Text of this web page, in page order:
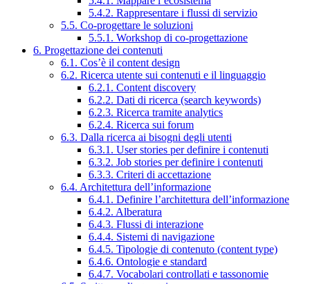
5.4.2. Rappresentare i flussi di servizio
5.5. Co-progettare le soluzioni
5.5.1. Workshop di co-progettazione
6. Progettazione dei contenuti
6.1. Cos’è il content design
6.2. Ricerca utente sui contenuti e il linguaggio
6.2.1. Content discovery
6.2.2. Dati di ricerca (search keywords)
6.2.3. Ricerca tramite analytics
6.2.4. Ricerca sui forum
6.3. Dalla ricerca ai bisogni degli utenti
6.3.1. User stories per definire i contenuti
6.3.2. Job stories per definire i contenuti
6.3.3. Criteri di accettazione
6.4. Architettura dell’informazione
6.4.1. Definire l’architettura dell’informazione
6.4.2. Alberatura
6.4.3. Flussi di interazione
6.4.4. Sistemi di navigazione
6.4.5. Tipologie di contenuto (content type)
6.4.6. Ontologie e standard
6.4.7. Vocabolari controllati e tassonomie